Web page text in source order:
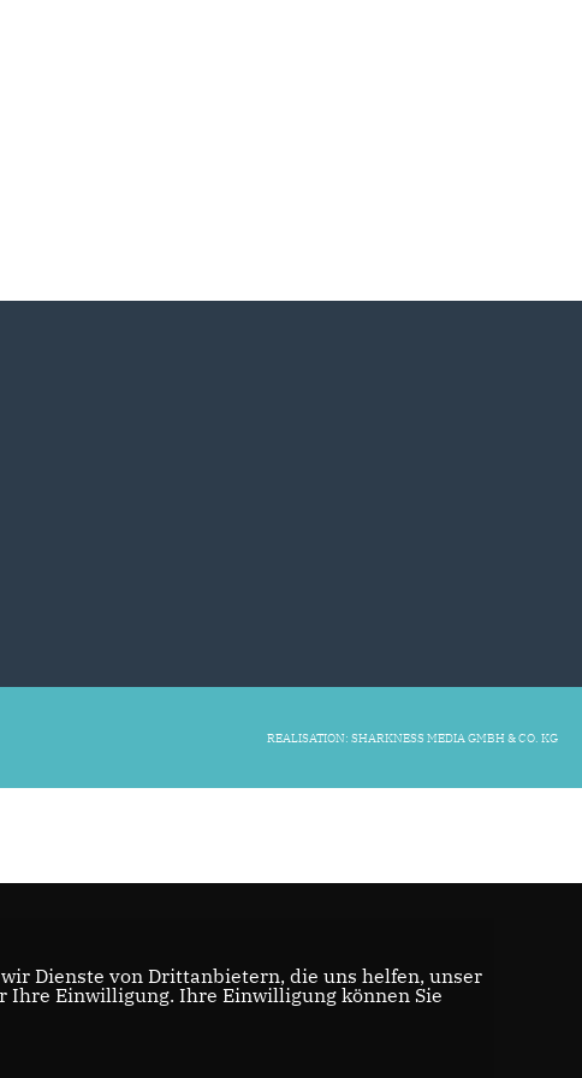
REALISATION: SHARKNESS MEDIA GMBH & CO. KG
Dienste von Drittanbietern, die uns helfen, unser
Ihre Einwilligung. Ihre Einwilligung können Sie